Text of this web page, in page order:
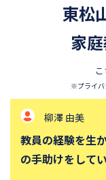
東松
家
※プライバ
柳澤 由美
教員の経験を生
の手助けをして